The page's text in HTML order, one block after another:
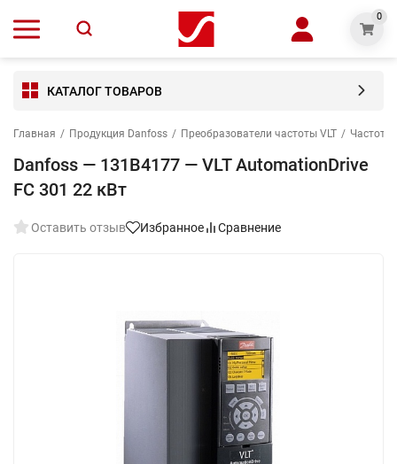
0
КАТАЛОГ ТОВАРОВ
Главная / Продукция Danfoss / Преобразователи частоты VLT /
Danfoss — 131B4177 — VLT AutomationDrive
FC 301 22 кВт
Оставить отзыв Избранное Сравнение